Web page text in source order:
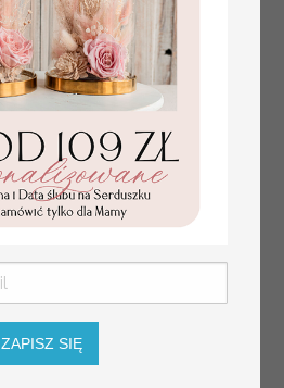
165.00 / 134.15 PLN
ZAPISZ SIĘ